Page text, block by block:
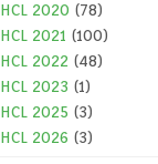
HCL 2020 (78)
HCL 2021 (100)
HCL 2022 (48)
HCL 2023 (1)
HCL 2025 (3)
HCL 2026 (3)